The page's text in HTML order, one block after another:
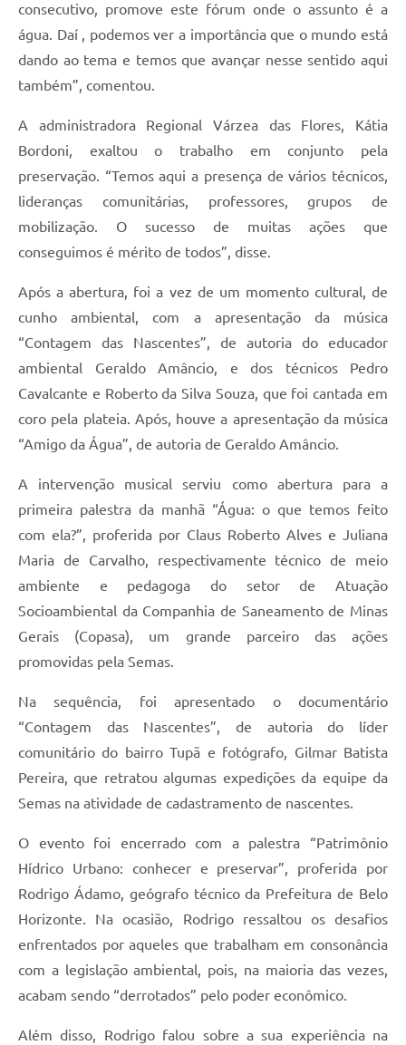
consecutivo, promove este fórum onde o assunto é a
água. Daí , podemos ver a importância que o mundo está
dando ao tema e temos que avançar nesse sentido aqui
também”, comentou.
A administradora Regional Várzea das Flores, Kátia
Bordoni, exaltou o trabalho em conjunto pela
preservação. “Temos aqui a presença de vários técnicos,
lideranças comunitárias, professores, grupos de
mobilização. O sucesso de muitas ações que
conseguimos é mérito de todos”, disse.
Após a abertura, foi a vez de um momento cultural, de
cunho ambiental, com a apresentação da música
“Contagem das Nascentes”, de autoria do educador
ambiental Geraldo Amâncio, e dos técnicos Pedro
Cavalcante e Roberto da Silva Souza, que foi cantada em
coro pela plateia. Após, houve a apresentação da música
“Amigo da Água”, de autoria de Geraldo Amâncio.
A intervenção musical serviu como abertura para a
primeira palestra da manhã “Água: o que temos feito
com ela?”, proferida por Claus Roberto Alves e Juliana
Maria de Carvalho, respectivamente técnico de meio
ambiente e pedagoga do setor de Atuação
Socioambiental da Companhia de Saneamento de Minas
Gerais (Copasa), um grande parceiro das ações
promovidas pela Semas.
Na sequência, foi apresentado o documentário
“Contagem das Nascentes”, de autoria do líder
comunitário do bairro Tupã e fotógrafo, Gilmar Batista
Pereira, que retratou algumas expedições da equipe da
Semas na atividade de cadastramento de nascentes.
O evento foi encerrado com a palestra “Patrimônio
Hídrico Urbano: conhecer e preservar”, proferida por
Rodrigo Ádamo, geógrafo técnico da Prefeitura de Belo
Horizonte. Na ocasião, Rodrigo ressaltou os desafios
enfrentados por aqueles que trabalham em consonância
com a legislação ambiental, pois, na maioria das vezes,
acabam sendo “derrotados” pelo poder econômico.
Além disso, Rodrigo falou sobre a sua experiência na